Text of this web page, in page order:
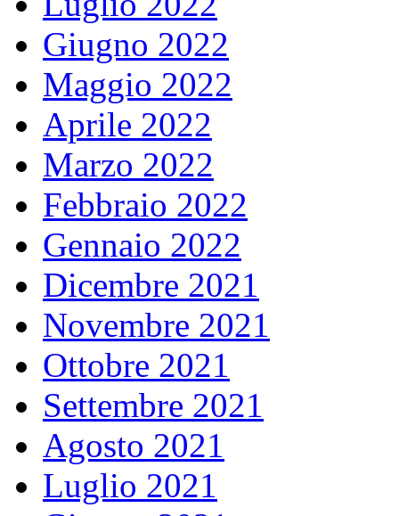
Giugno 2022
Maggio 2022
Aprile 2022
Marzo 2022
Febbraio 2022
Gennaio 2022
Dicembre 2021
Novembre 2021
Ottobre 2021
Settembre 2021
Agosto 2021
Luglio 2021